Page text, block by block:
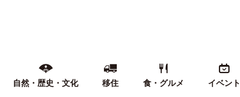
自然・歴史・文化 移住 食・グルメ イベント